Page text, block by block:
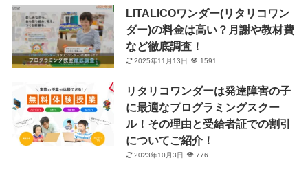
LITALICOワンダー(リタリコワン
ダー)の料金は高い？月謝や教材費
など徹底調査！
2025年11月13日 1591
リタリコワンダーは発達障害の子
に最適なプログラミングスクー
ル！その理由と受給者証での割引
についてご紹介！
2023年10月3日 776